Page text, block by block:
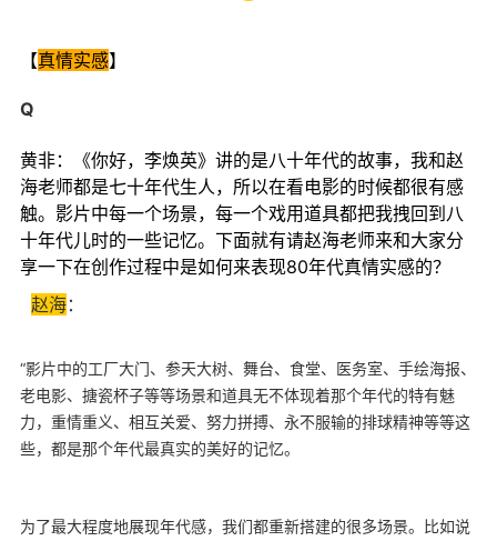
【真情实感】
Q
黄非：《你好，李焕英》讲的是八十年代的故事，我和赵
海老师都是七十年代生人，所以在看电影的时候都很有感
触。影片中每一个场景，每一个戏用道具都把我拽回到八
十年代儿时的一些记忆。下面就有请赵海老师来和大家分
享一下在创作过程中是如何来表现80年代真情实感的？
赵海：
“影片中的工厂大门、参天大树、舞台、食堂、医务室、手绘海报、
老电影、搪瓷杯子等等场景和道具无不体现着那个年代的特有魅
力，重情重义、相互关爱、努力拼搏、永不服输的排球精神等等这
些，都是那个年代最真实的美好的记忆。
为了最大程度地展现年代感，我们都重新搭建的很多场景。比如说